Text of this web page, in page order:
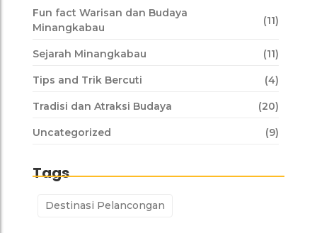
Fun fact Warisan dan Budaya
Minangkabau
(11)
Sejarah Minangkabau (11)
Tips and Trik Bercuti (4)
Tradisi dan Atraksi Budaya (20)
Uncategorized (9)
Tags
Destinasi Pelancongan